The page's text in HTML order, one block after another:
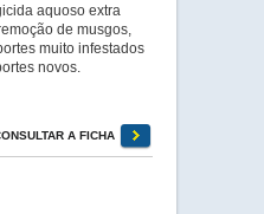
aquoso extra
de musgos,
muito infestados
novos.
A FICHA